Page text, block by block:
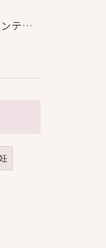
【大人のためのメンテナンス鍼灸】